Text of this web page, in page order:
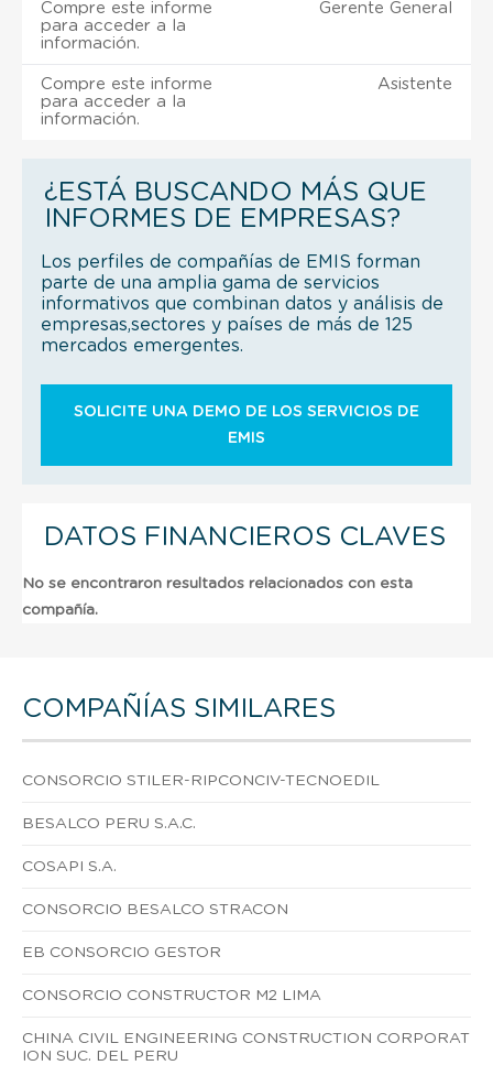
Compre este informe
para acceder a la
información.
Gerente General
Compre este informe
para acceder a la
información.
Asistente
¿ESTÁ BUSCANDO MÁS QUE
INFORMES DE EMPRESAS?
Los perfiles de compañías de EMIS forman
parte de una amplia gama de servicios
informativos que combinan datos y análisis de
empresas,sectores y países de más de 125
mercados emergentes.
SOLICITE UNA DEMO DE LOS SERVICIOS DE
EMIS
DATOS FINANCIEROS CLAVES
No se encontraron resultados relacionados con esta
compañía.
COMPAÑÍAS SIMILARES
CONSORCIO STILER-RIPCONCIV-TECNOEDIL
BESALCO PERU S.A.C.
COSAPI S.A.
CONSORCIO BESALCO STRACON
EB CONSORCIO GESTOR
CONSORCIO CONSTRUCTOR M2 LIMA
CHINA CIVIL ENGINEERING CONSTRUCTION CORPORAT
ION SUC. DEL PERU